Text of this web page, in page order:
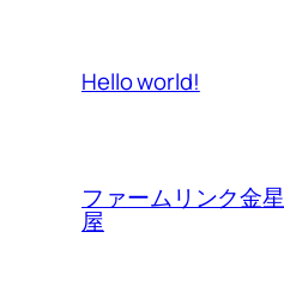
Hello world!
ファームリンク金星
屋